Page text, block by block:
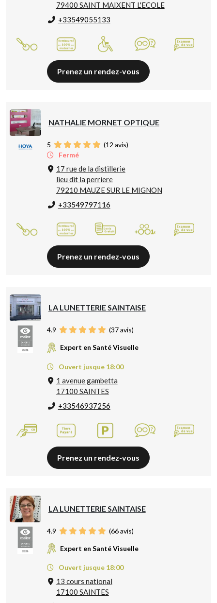
79400 SAINT MAIXENT L'ECOLE
+33549055133
Prenez un rendez-vous
NATHALIE MORNET OPTIQUE
5 (12 avis)
Fermé
17 rue de la distillerie
lieu dit la perriere
79210 MAUZE SUR LE MIGNON
+33549797116
Prenez un rendez-vous
LA LUNETTERIE SAINTAISE
4.9 (37avis)
Expert en Santé Visuelle
Ouvert jusque 18:00
1 avenue gambetta
17100 SAINTES
+33546937256
Prenez un rendez-vous
LA LUNETTERIE SAINTAISE
4.9 (66avis)
Expert en Santé Visuelle
Ouvert jusque 18:00
13 cours national
17100 SAINTES